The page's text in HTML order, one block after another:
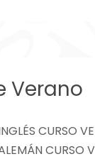
Verano
CURSO
CURSO